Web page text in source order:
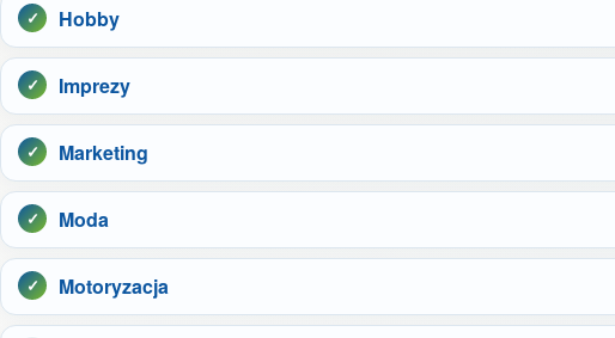
Hobby
Imprezy
Marketing
Moda
Motoryzacja